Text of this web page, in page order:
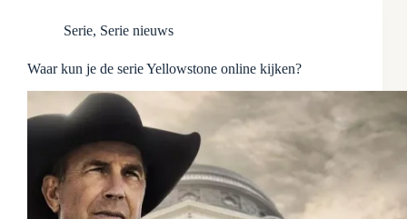
Serie, Serie nieuws
Waar kun je de serie Yellowstone online kijken?